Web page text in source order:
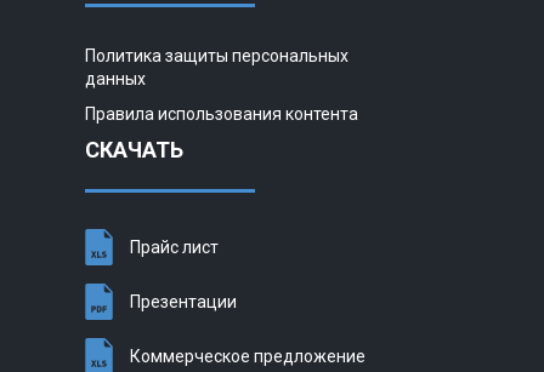
Политика защиты персональных
данных
Правила использования контента
СКАЧАТЬ
Прайс лист
Презентации
Коммерческое предложение